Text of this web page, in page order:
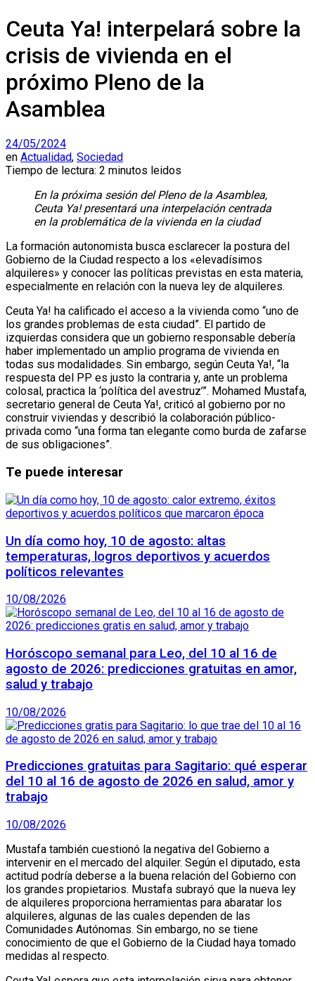
Ceuta Ya! interpelará sobre la
crisis de vivienda en el
próximo Pleno de la
Asamblea
24/05/2024
en Actualidad, Sociedad
Tiempo de lectura: 2 minutos leidos
En la próxima sesión del Pleno de la Asamblea,
Ceuta Ya! presentará una interpelación centrada
en la problemática de la vivienda en la ciudad
La formación autonomista busca esclarecer la postura del
Gobierno de la Ciudad respecto a los «elevadísimos
alquileres» y conocer las políticas previstas en esta materia,
especialmente en relación con la nueva ley de alquileres.
Ceuta Ya! ha calificado el acceso a la vivienda como “uno de
los grandes problemas de esta ciudad”. El partido de
izquierdas considera que un gobierno responsable debería
haber implementado un amplio programa de vivienda en
todas sus modalidades. Sin embargo, según Ceuta Ya!, “la
respuesta del PP es justo la contraria y, ante un problema
colosal, practica la ‘política del avestruz’”. Mohamed Mustafa,
secretario general de Ceuta Ya!, criticó al gobierno por no
construir viviendas y describió la colaboración público-
privada como “una forma tan elegante como burda de zafarse
de sus obligaciones”.
Te puede interesar
Un día como hoy, 10 de agosto: altas
temperaturas, logros deportivos y acuerdos
políticos relevantes
10/08/2026
Horóscopo semanal para Leo, del 10 al 16 de
agosto de 2026: predicciones gratuitas en amor,
salud y trabajo
10/08/2026
Predicciones gratuitas para Sagitario: qué esperar
del 10 al 16 de agosto de 2026 en salud, amor y
trabajo
10/08/2026
Mustafa también cuestionó la negativa del Gobierno a
intervenir en el mercado del alquiler. Según el diputado, esta
actitud podría deberse a la buena relación del Gobierno con
los grandes propietarios. Mustafa subrayó que la nueva ley
de alquileres proporciona herramientas para abaratar los
alquileres, algunas de las cuales dependen de las
Comunidades Autónomas. Sin embargo, no se tiene
conocimiento de que el Gobierno de la Ciudad haya tomado
medidas al respecto.